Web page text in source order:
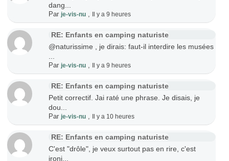
dang...
Parje-vis-nu Il y a 9 heures
RE: Enfants en camping naturiste
@naturissime , je dirais: faut-il interdire les musées
Parje-vis-nu Il y a 9 heures
RE: Enfants en camping naturiste
Petit correctif. Jai raté une phrase. Je disais, je
dou...
Parje-vis-nu Il y a 10 heures
RE: Enfants en camping naturiste
C'est "drôle", je veux surtout pas en rire, c'est
ironi...